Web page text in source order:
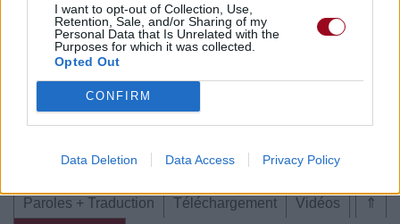
I want to opt-out of Collection, Use,
Retention, Sale, and/or Sharing of my
Personal Data that Is Unrelated with the
Purposes for which it was collected.
Opted Out
CONFIRM
Data Deletion Data Access Privacy Policy
Concert/Live Concert/Live
Concert/Live
⇑
Paroles + Traduction Téléchargement
Vidéos